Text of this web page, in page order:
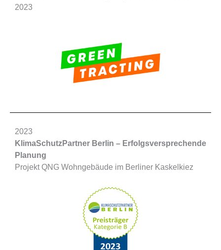
2023
2023
KlimaSchutzPartner Berlin – Erfolgsversprechende
Planung
Projekt QNG Wohngebäude im Berliner Kaskelkiez